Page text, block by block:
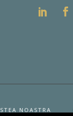
NOASTRA